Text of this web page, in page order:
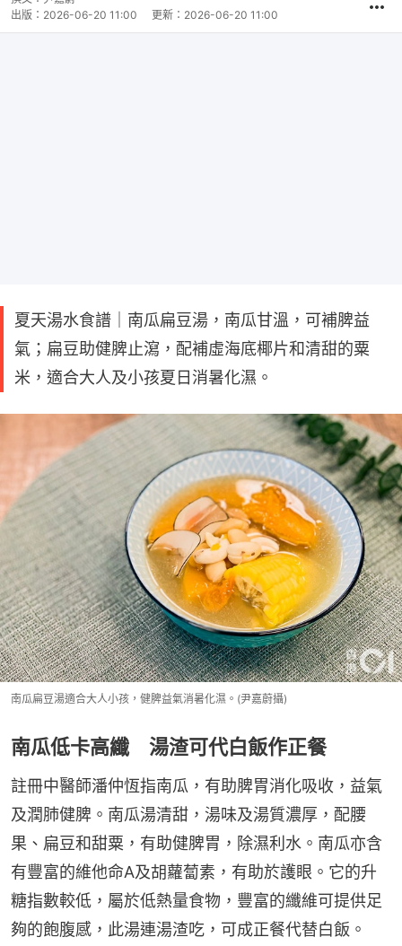
出版： 2026-06-20 11:00 更新： 2026-06-20 11:00
夏天湯水食譜｜南瓜扁豆湯，南瓜甘溫，可補脾益
氣；扁豆助健脾止瀉，配補虛海底椰片和清甜的粟
米，適合大人及小孩夏日消暑化濕。
南瓜扁豆湯適合大人小孩，健脾益氣消暑化濕。(尹嘉蔚攝)
南瓜低卡高纖 湯渣可代白飯作正餐
註冊中醫師潘仲恆指南瓜，有助脾胃消化吸收，益氣
及潤肺健脾。南瓜湯清甜，湯味及湯質濃厚，配腰
果、扁豆和甜粟，有助健脾胃，除濕利水。南瓜亦含
有豐富的維他命A及胡蘿蔔素，有助於護眼。它的升
糖指數較低，屬於低熱量食物，豐富的纖維可提供足
夠的飽腹感，此湯連湯渣吃，可成正餐代替白飯。